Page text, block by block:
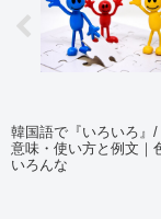
韓国語で『いろいろ』
意味・使い方と例文｜
いろんな